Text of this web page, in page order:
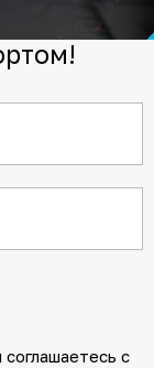
c